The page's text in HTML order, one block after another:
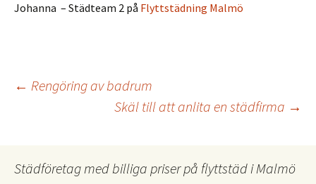
Johanna – Städteam 2 på Flyttstädning Malmö
Inläggsnavigering
← Rengöring av badrum
Skäl till att anlita en städfirma →
Städföretag med billiga priser på flyttstäd i Malmö